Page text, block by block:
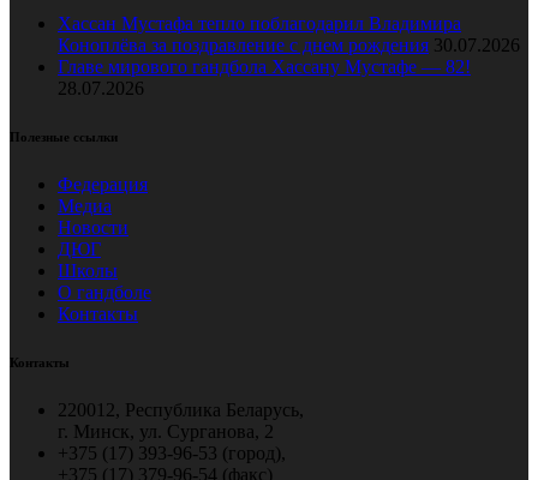
Хассан Мустафа тепло поблагодарил Владимира
Коноплёва за поздравление с днем рождения 30.07.2026
Главе мирового гандбола Хассану Мустафе — 82!
28.07.2026
Полезные ссылки
Федерация
Медиа
Новости
ДЮГ
Школы
О гандболе
Контакты
Контакты
220012, Республика Беларусь,
г. Минск, ул. Сурганова, 2
+375 (17) 393-96-53 (город),
+375 (17) 379-96-54 (факс)